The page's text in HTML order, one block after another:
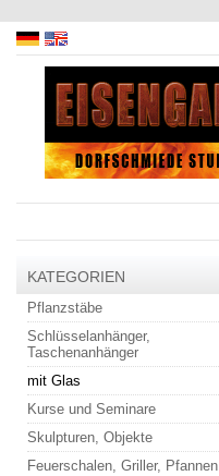
KATEGORIEN
Pflanzstäbe
Schlüsselanhänger,
Taschenanhänger
mit Glas
Kurse und Seminare
Skulpturen, Objekte
Feuerschalen, Griller, Pfannen